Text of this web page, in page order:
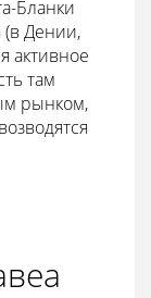
Бланки
Дении,
активное
там
рынком,